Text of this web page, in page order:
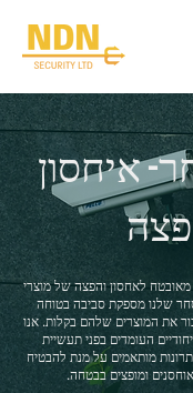
איחסון
לאחסון והפצה של מוצרי
שלנו מספקת סביבה בטוחה
את המוצרים שלהם בקלות. אנו
העומדים בפני תעשיית
מותאמים על מנת להבטיח
ומופצים בבטחה.